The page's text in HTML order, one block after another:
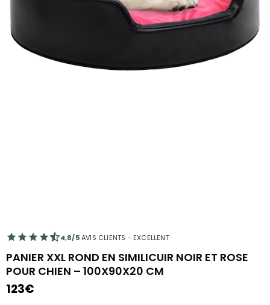
4,8/5AVIS CLIENTS - EXCELLENT
PANIER XXL ROND EN SIMILICUIR NOIR ET ROSE
POUR CHIEN – 100X90X20 CM
123€